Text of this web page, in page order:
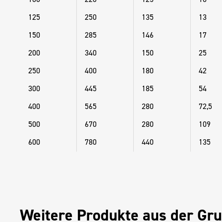
125
250 135
13
150
285 146
17
200
340 150
25
250
400 180
42
300
445 185
54
400
565 280
72,5
500
670 280
109
600
780 440 135
Weitere Produkte aus der